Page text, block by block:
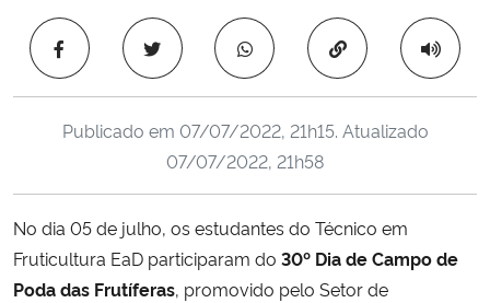
Ministério da Cidadania
Ministério da Saúde
Ministério de Minas e Energia
Ministério da Ciência, Tecnologia, Inovações e Comunicações
Ministério do Meio Ambiente
Copiar para área
Publicado em 07/07/2022, 21h15. Atualizado
07/07/2022, 21h58
No dia 05 de julho, os estudantes do Técnico em
Fruticultura EaD participaram do 30º Dia de Campo de
Poda das Frutíferas, promovido pelo Setor de